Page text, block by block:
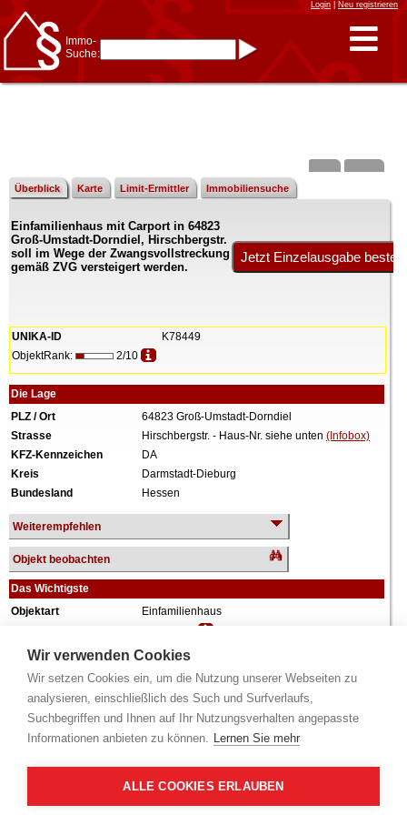
Wir verwenden Cookies
Wir setzen Cookies ein, um die Nutzung unserer Webseiten zu
analysieren, einschließlich des Such und Surfverlaufs,
Suchbegriffen und Ihnen auf Ihr Nutzungsverhalten angepasste
Informationen anbieten zu können. Lernen Sie mehr
ALLE COOKIES ERLAUBEN
Login| Neu registrieren
Immo-
Suche:
z.B.:15 Frankfurtfür
Frankfurt/Oder
und6 Frankfurtfür Frankfurt
Immobiliensuche
nach Kreis
nach Amtsgericht
Überblick Karte Limit-Ermittler Immobiliensuche
Einfamilienhaus mit Carport in 64823
Groß-Umstadt-Dorndiel, Hirschbergstr.
soll im Wege der Zwangsvollstreckung
gemäß ZVG versteigert werden.
UNIKA-ID
K78449
ObjektRank:
2/10
Die Lage
PLZ / Ort
64823 Groß-Umstadt-Dorndiel
Strasse
Hirschbergstr. - Haus-Nr. siehe unten (Infobox)
KFZ-Kennzeichen
DA
Kreis
Darmstadt-Dieburg
Bundesland
Hessen
Weiterempfehlen
Objekt beobachten
Das Wichtigste
Objektart
Einfamilienhaus
Wiederholungstermin
Nein
Denkmalschutz
Baujahr
Grundstück
633 m²
Wohnfläche
135 m²
Weiteres
2 Geschosse, Keller, Carport, zum Zeitpunkt der
Wertermittlung eigen genutzt.
Alle Angaben ohne Gewähr.